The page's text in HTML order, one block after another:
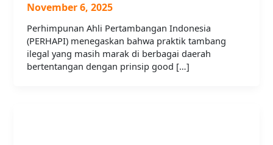
November 6, 2025
Perhimpunan Ahli Pertambangan Indonesia
(PERHAPI) menegaskan bahwa praktik tambang
ilegal yang masih marak di berbagai daerah
bertentangan dengan prinsip good […]